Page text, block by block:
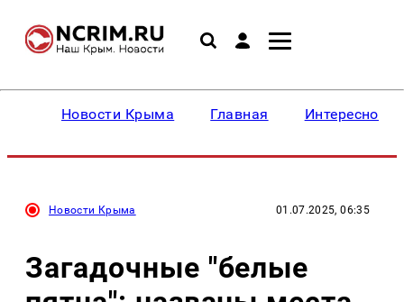
Новости Крыма Главная Интересное
Новости Крыма 01.07.2025, 06:35
Загадочные "белые